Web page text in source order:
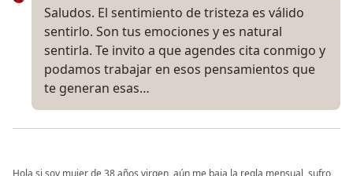
Saludos. El sentimiento de tristeza es válido
sentirlo. Son tus emociones y es natural
sentirla. Te invito a que agendes cita conmigo y
podamos trabajar en esos pensamientos que
te generan esas…
Hola si soy mujer de 38 años virgen, aún me baja la regla mensual, sufro